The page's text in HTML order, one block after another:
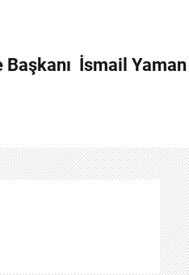
Başkanı İsmail Yaman